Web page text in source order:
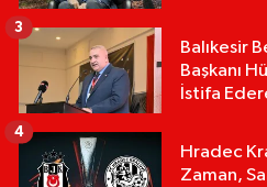
Balıkesir
Başkanı
İstifa
3
Hradec
Zaman,
4